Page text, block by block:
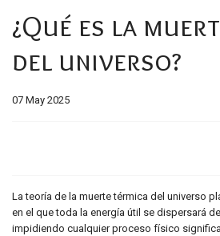
¿Qué es la
del universo?
07 May 2025
La teoría de la muerte térmica del universo
en el que toda la energía útil se dispersará
impidiendo cualquier proceso físico